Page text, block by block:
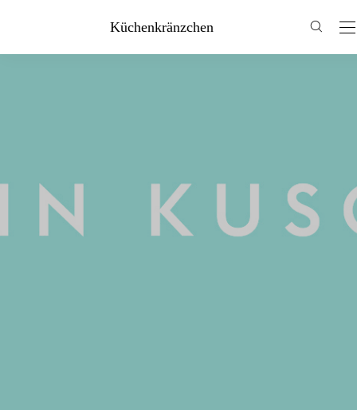
Küchenkränzchen